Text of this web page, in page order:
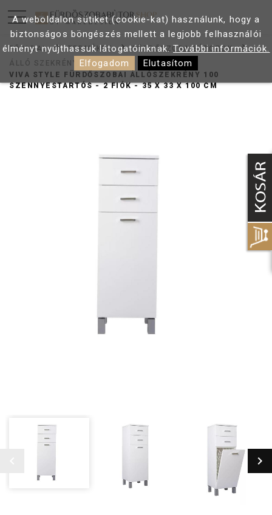
FŐOLDAL TERMÉKEK
FÜRDŐSZOBA BÚTOROK
ÁLLÓ SZEKRÉNY
VIVA STYLE FÜRDŐSZOBAI ÁLLÓSZEKRÉNY 100
SZENNYESTARTÓS - 2 FIÓK - 35 X 33 X 100 CM
A weboldalon sütiket (cookie-kat) használunk, hogy a
biztonságos böngészés mellett a legjobb felhasználói
élményt nyújthassuk látogatóinknak.További információk.
Elfogadom
Elutasítom